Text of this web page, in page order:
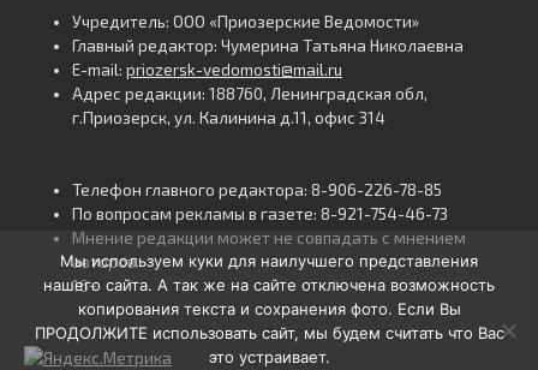
Учредитель: ООО «Приозерские Ведомости»
Главный редактор: Чумерина Татьяна Николаевна
E-mail: priozersk-vedomosti@mail.ru
Адрес редакции: 188760, Ленинградская обл,
г.Приозерск, ул. Калинина д.11, офис 314
Телефон главного редактора: 8-906-226-78-85
По вопросам рекламы в газете: 8-921-754-46-73
Мнение редакции может не совпадать с мнением
авторов.
16+
Мы используем куки для наилучшего представления
нашего сайта. А так же на сайте отключена возможность
копирования текста и сохранения фото. Если Вы
ПРОДОЛЖИТЕ использовать сайт, мы будем считать что Вас
это устраивает.